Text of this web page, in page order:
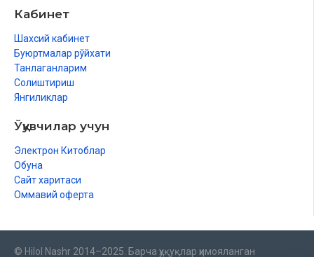
Кабинет
Шахсий кабинет
Буюртмалар рўйхати
Танлаганларим
Солиштириш
Янгиликлар
Ўқувчилар учун
Электрон Китоблар
Обуна
Сайт харитаси
Оммавий оферта
© Hilol Nashr 2014–2025. Барча ҳуқуқлар ҳимояланган